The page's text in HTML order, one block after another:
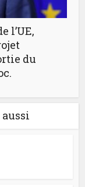
l’UE,
du